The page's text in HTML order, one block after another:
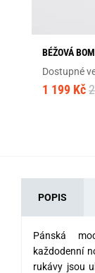
BÉŽOVÁ
Dostupné
1 199 Kč
POPIS
Pánská
každodenní
rukávy jsou